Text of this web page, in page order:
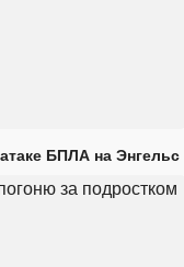
БПЛА на Энгельс